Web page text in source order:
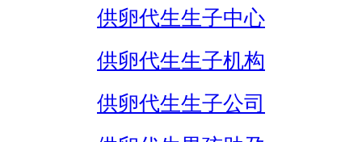
供卵代生生子中心
供卵代生生子机构
供卵代生生子公司